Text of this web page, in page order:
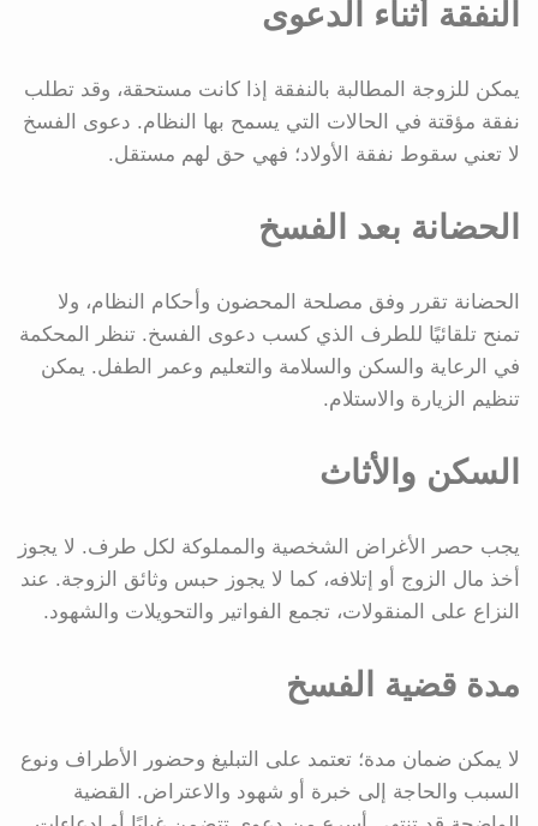
النفقة أثناء الدعوى
يمكن للزوجة المطالبة بالنفقة إذا كانت مستحقة، وقد تطلب
نفقة مؤقتة في الحالات التي يسمح بها النظام. دعوى الفسخ
لا تعني سقوط نفقة الأولاد؛ فهي حق لهم مستقل.
الحضانة بعد الفسخ
الحضانة تقرر وفق مصلحة المحضون وأحكام النظام، ولا
تمنح تلقائيًا للطرف الذي كسب دعوى الفسخ. تنظر المحكمة
في الرعاية والسكن والسلامة والتعليم وعمر الطفل. يمكن
تنظيم الزيارة والاستلام.
السكن والأثاث
يجب حصر الأغراض الشخصية والمملوكة لكل طرف. لا يجوز
أخذ مال الزوج أو إتلافه، كما لا يجوز حبس وثائق الزوجة. عند
النزاع على المنقولات، تجمع الفواتير والتحويلات والشهود.
مدة قضية الفسخ
لا يمكن ضمان مدة؛ تعتمد على التبليغ وحضور الأطراف ونوع
السبب والحاجة إلى خبرة أو شهود والاعتراض. القضية